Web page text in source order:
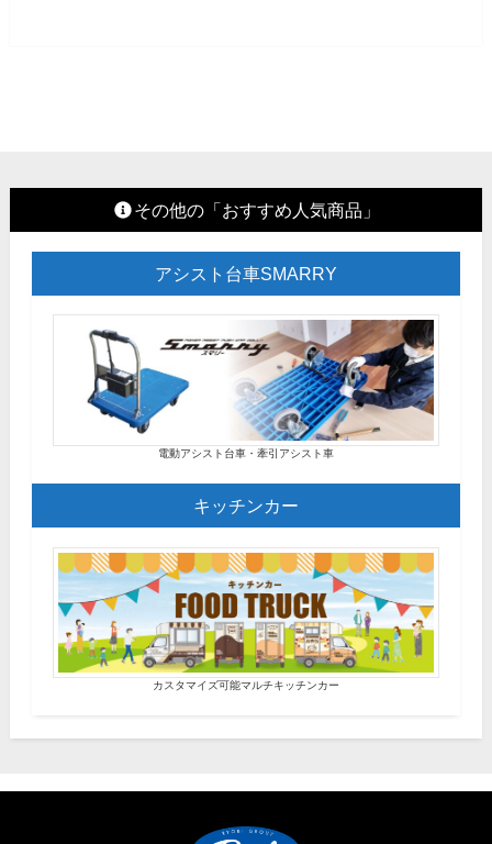
その他の「おすすめ人気商品」
アシスト台車SMARRY
電動アシスト台車・牽引アシスト車
キッチンカー
カスタマイズ可能マルチキッチンカー